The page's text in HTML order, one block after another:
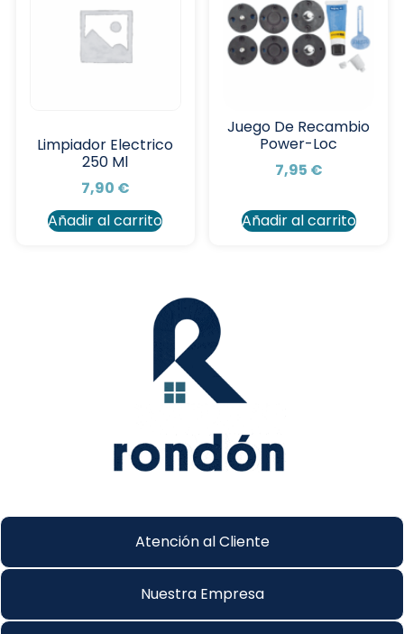
Limpiador Electrico
250 Ml
7,90 €
Añadir al carrito
Juego De Recambio
Power-Loc
7,95 €
Añadir al carrito
Atención al Cliente
Nuestra Empresa